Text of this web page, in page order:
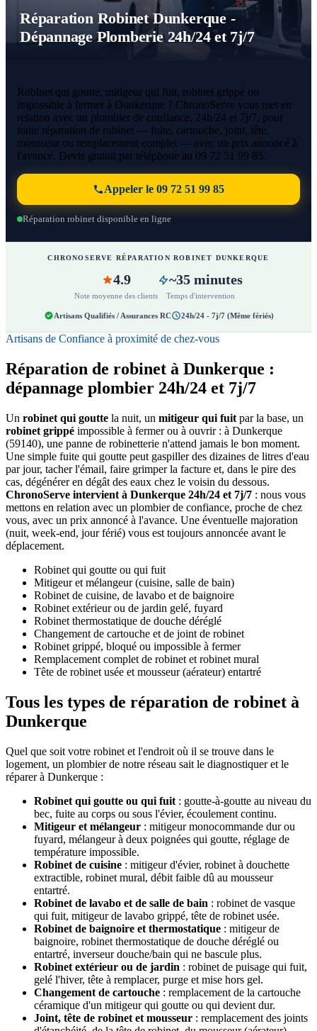
Réparation Robinet Dunkerque -
Dépannage Plomberie 24h/24 et 7j/7
Robinet qui goutte, mitigeur qui fuit, robinet grippé ou
impossible à fermer à Dunkerque ? ChronoServe vous met en
relation avec un plombier de confiance, 24h/24 et 7j/7, pour
toute réparation de robinet — fuite, cartouche, joint, tête,
mousseur ou remplacement complet — avec un prix annoncé à
l'avance. Devis gratuit par téléphone au 09 72 51 99 85.
Appeler le 09 72 51 99 85
Réparation robinet disponible en ligne
CHRONOSERVE RÉPARATION ROBINET DUNKERQUE
4.9
Note moyenne des clients
~35 minutes
Temps d'intervention
Artisans Qualifiés / Assurances RC 24h/24 - 7j/7 (Même fériés)
Artisans de Confiance à proximité de chez-vous
Réparation de robinet à Dunkerque :
dépannage plombier 24h/24 et 7j/7
Un robinet qui goutte la nuit, un mitigeur qui fuit par la base, un
robinet grippé impossible à fermer ou à ouvrir : à Dunkerque
(59140), une panne de robinetterie n'attend jamais le bon moment.
Une simple fuite qui goutte peut gaspiller des dizaines de litres d'eau
par jour, tacher l'émail, faire grimper la facture et, dans le pire des
cas, dégénérer en dégât des eaux chez le voisin du dessous.
ChronoServe intervient à Dunkerque 24h/24 et 7j/7 : nous vous
mettons en relation avec un plombier de confiance, proche de chez
vous, avec un prix annoncé à l'avance. Une éventuelle majoration
(nuit, week-end, jour férié) vous est toujours annoncée avant le
déplacement.
Robinet qui goutte ou qui fuit
Mitigeur et mélangeur (cuisine, salle de bain)
Robinet de cuisine, de lavabo et de baignoire
Robinet extérieur ou de jardin gelé, fuyard
Robinet thermostatique de douche déréglé
Changement de cartouche et de joint de robinet
Robinet grippé, bloqué ou impossible à fermer
Remplacement complet de robinet et robinet mural
Tête de robinet usée et mousseur (aérateur) entartré
Tous les types de réparation de robinet à
Dunkerque
Quel que soit votre robinet et l'endroit où il se trouve dans le
logement, un plombier de notre réseau sait le diagnostiquer et le
réparer à Dunkerque :
Robinet qui goutte ou qui fuit : goutte-à-goutte au niveau du
bec, fuite au corps ou sous l'évier, écoulement continu.
Mitigeur et mélangeur : mitigeur monocommande dur ou
fuyard, mélangeur à deux poignées qui goutte, réglage de
température impossible.
Robinet de cuisine : mitigeur d'évier, robinet à douchette
extractible, robinet mural, débit faible dû au mousseur
entartré.
Robinet de lavabo et de salle de bain : robinet de vasque
qui fuit, mitigeur de lavabo grippé, tête de robinet usée.
Robinet de baignoire et thermostatique : mitigeur de
baignoire, robinet thermostatique de douche déréglé ou
entartré, inverseur douche/bain qui ne bascule plus.
Robinet extérieur ou de jardin : robinet de puisage qui fuit,
gelé l'hiver, tête à remplacer, purge et mise hors gel.
Changement de cartouche : remplacement de la cartouche
céramique d'un mitigeur qui goutte ou qui devient dur.
Joint, tête de robinet et mousseur : remplacement des joints